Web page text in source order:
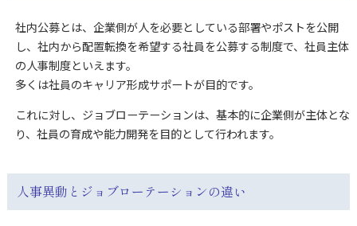
社内公募とは、企業側が人を必要としている部署やポストを公開
し、社内から配置転換を希望する社員を公募する制度で、社員主体
の人事制度といえます。
多くは社員のキャリア形成サポートが目的です。
これに対し、ジョブローテーションは、基本的に企業側が主体とな
り、社員の育成や能力開発を目的として行われます。
人事異動とジョブローテーションの違い